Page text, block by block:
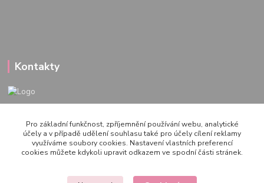
Kontakty
PO-PÁ 10-20h., SO+NE 14-20h.
zemepanenek@gmail.com
Pro základní funkčnost, zpříjemnění používání webu, analytické
účely a v případě udělení souhlasu také pro účely cílení reklamy
využíváme soubory cookies. Nastavení vlastních preferencí
cookies můžete kdykoli upravit odkazem ve spodní části stránek.